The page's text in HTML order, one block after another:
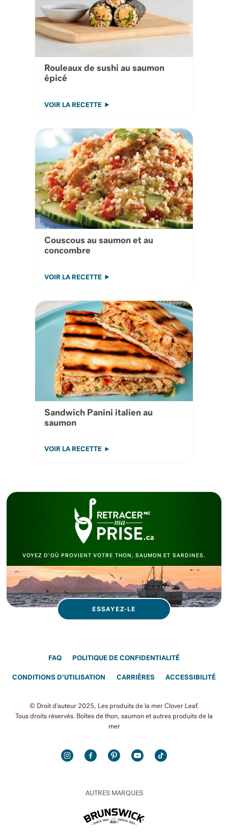
Rouleaux de sushi au saumon
épicé
VOIR LA RECETTE
Couscous au saumon et au
concombre
VOIR LA RECETTE
Sandwich Panini italien au
saumon
VOIR LA RECETTE
VOYEZ D’OÙ PROVIENT VOTRE THON, SAUMON ET SARDINES.
ESSAYEZ-LE
FAQ POLITIQUE DE CONFIDENTIALITÉ
CONDITIONS D’UTILISATION CARRIÈRES ACCESSIBILITÉ
© Droit d'auteur 2025, Les produits de la mer Clover Leaf.
Tous droits réservés. Boîtes de thon, saumon et autres produits de la
mer
INSTAGRAMFACEBOOKPINTERESTYOUTUBE
AUTRES MARQUES